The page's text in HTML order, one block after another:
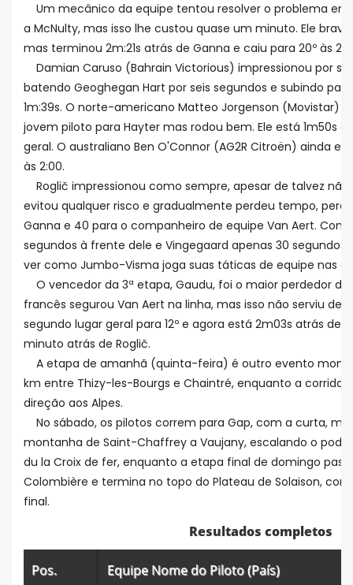
Um mecânico da equipe tentou resolver o problema
a McNulty, mas isso lhe custou quase um minuto. Ele
mas terminou 2m:21s atrás de Ganna e caiu para 20º às
Damian Caruso (Bahrain Victorious) impressionou por
batendo Geoghegan Hart por seis segundos e subindo
1m:39s. O norte-americano Matteo Jorgenson (Movistar)
jovem piloto para Hayter mas rodou bem. Ele está 1m50s
geral. O australiano Ben O'Connor (AG2R Citroën) ainda
às 2:00.
Roglič impressionou como sempre, apesar de talvez não
evitou qualquer risco e gradualmente perdeu tempo,
Ganna e 40 para o companheiro de equipe Van Aert. Com
segundos à frente dele e Vingegaard apenas 30
ver como Jumbo-Visma joga suas táticas de equipe nas
O vencedor da 3ª etapa, Gaudu, foi o maior perdedor da
francês segurou Van Aert na linha, mas isso não serviu de
segundo lugar geral para 12º e agora está 2m03s atrás de
minuto atrás de Roglič.
A etapa de amanhã (quinta-feira) é outro evento
km entre Thizy-les-Bourgs e Chaintré, enquanto a corrida
direção aos Alpes.
No sábado, os pilotos correm para Gap, com a curta,
montanha de Saint-Chaffrey a Vaujany, escalando o
du la Croix de fer, enquanto a etapa final de domingo
Colombière e termina no topo do Plateau de Solaison, com
final.
Resultados completos
Pos. Equipe Nome do Piloto (País)